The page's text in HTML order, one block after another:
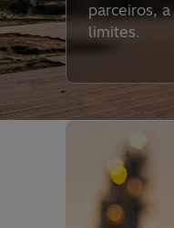
parceiros,
limites.